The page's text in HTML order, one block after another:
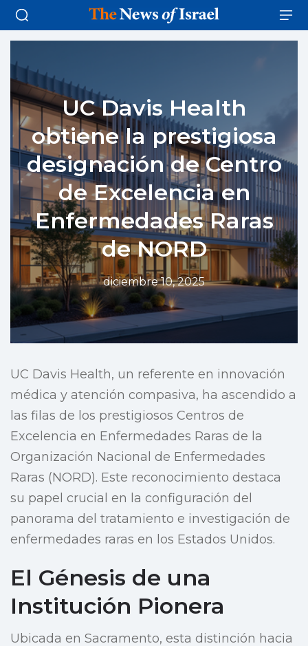
UC Davis Health
obtiene la prestigiosa
designación de Centro
de Excelencia en
Enfermedades Raras
de NORD
diciembre 10, 2025
UC Davis Health, un referente en innovación
médica y atención compasiva, ha ascendido a
las filas de los prestigiosos Centros de
Excelencia en Enfermedades Raras de la
Organización Nacional de Enfermedades
Raras (NORD). Este reconocimiento destaca
su papel crucial en la configuración del
panorama del tratamiento e investigación de
enfermedades raras en los Estados Unidos.
El Génesis de una
Institución Pionera
Ubicada en Sacramento, esta distinción hacia